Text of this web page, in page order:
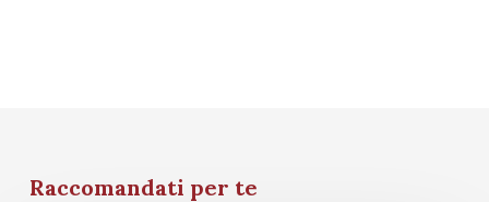
Raccomandati per te